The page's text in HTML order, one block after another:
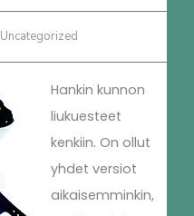
Uncategorized
Hankin kunnon
liukuesteet
kenkiin. On ollut
yhdet versiot
aikaisemminkin,